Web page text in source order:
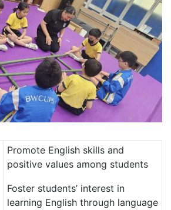
Promote English skills and
positive values among students
Foster students’ interest in
learning English through language